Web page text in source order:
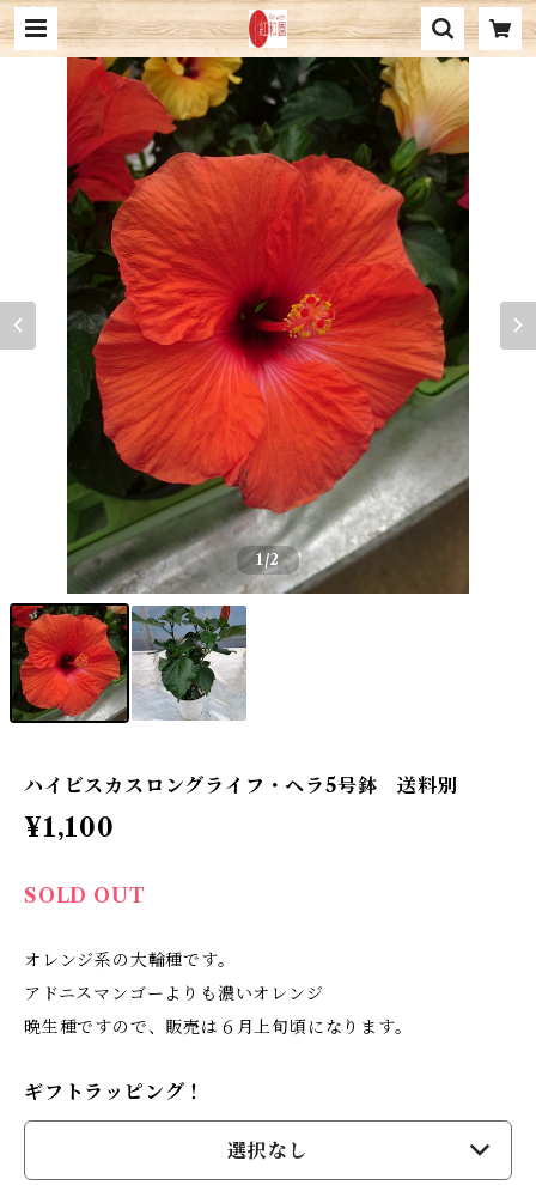
1/2
ハイビスカスロングライフ・ヘラ5号鉢 送料別
¥1,100
SOLD OUT
オレンジ系の大輪種です。
アドニスマンゴーよりも濃いオレンジ
晩生種ですので、販売は６月上旬頃になります。
ギフトラッピング！
選択なし